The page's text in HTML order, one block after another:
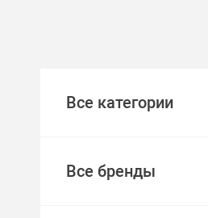
Все категории
Все бренды